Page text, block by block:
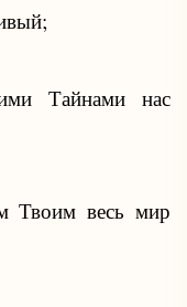
Тайнами нас
Твоим весь мир